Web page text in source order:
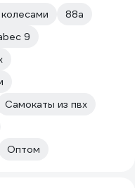
88а
9
Самокаты из пвх
Оптом